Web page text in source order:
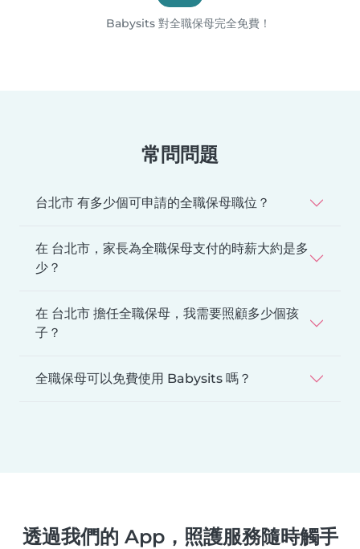
Babysits 對全職保母完全免費！
常問問題
台北市 有多少個可申請的全職保母職位？
在 台北市，家長為全職保母支付的時薪大約是多
少？
在 台北市 擔任全職保母，我需要照顧多少個孩
子？
全職保母可以免費使用 Babysits 嗎？
透過我們的 App，照護服務隨時觸手